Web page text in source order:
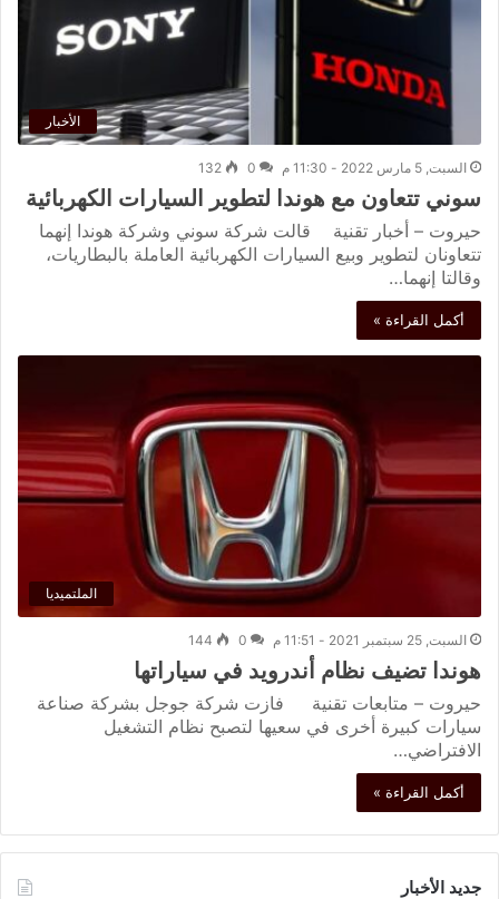
الأخبار
السبت, 5 مارس 2022 - 11:30 م 0
132
سوني تتعاون مع هوندا لتطوير السيارات الكهربائية
حيروت – أخبار تقنية قالت شركة سوني وشركة هوندا إنهما
تتعاونان لتطوير وبيع السيارات الكهربائية العاملة بالبطاريات،
وقالتا إنهما…
أكمل القراءة »
الملتميديا
السبت, 25 سبتمبر 2021 - 11:51 م 0
144
هوندا تضيف نظام أندرويد في سياراتها
حيروت – متابعات تقنية فازت شركة جوجل بشركة صناعة
سيارات كبيرة أخرى في سعيها لتصبح نظام التشغيل
الافتراضي…
أكمل القراءة »
جديد الأخبار